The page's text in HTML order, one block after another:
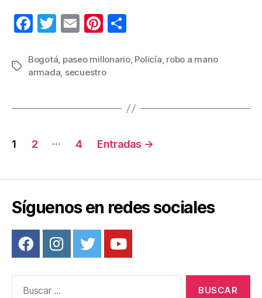
F
c
e
o
k
T
tt
er
E
ail
Pi
er
e
m
ar
tir
Etiquetas
Bogotá, paseo millonario, Policía, robo a mano
armada, secuestro
Navegación
entradas
1 2 … 4 Entradas →
Síguenos en redes sociales